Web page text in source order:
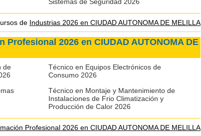
de Industrias 2026 en CIUDAD AUTONOMA DE MELILLA
Profesional 2026 en CIUDAD AUTONOMA DE
de
Técnico en Equipos Electrónicos de
Consumo 2026
Técnico en Montaje y Mantenimiento de
Instalaciones de Frio Climatización y
Producción de Calor 2026
Profesional 2026 en CIUDAD AUTONOMA DE MELILLA